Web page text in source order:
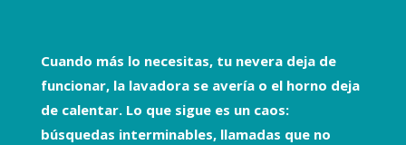
Cuando más lo necesitas, tu nevera deja de
funcionar, la lavadora se avería o el horno deja
de calentar. Lo que sigue es un caos:
búsquedas interminables, llamadas que no